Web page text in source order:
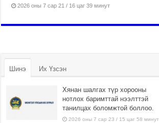
2026 оны 7 сар 21 / 16 цаг 39 минут
Шинэ Их Үзсэн
Хянан шалгах түр хорооны
нотлох баримттай нээлттэй
танилцах боломжтой боллоо.
2026 оны 7 сар 23 / 15 цаг 58 минут